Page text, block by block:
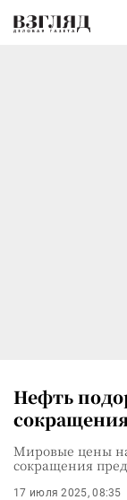
Нефть
Мировые цены
сокращения
17 июля 2025, 08:35